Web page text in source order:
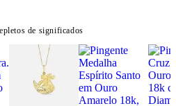
de significados